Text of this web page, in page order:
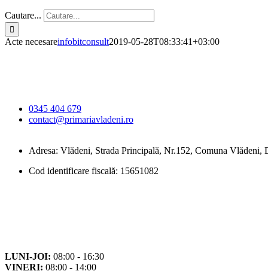
Cautare...
Acte necesareinfobitconsult2019-05-28T08:33:41+03:00
0345 404 679
contact@primariavladeni.ro
Adresa: Vlădeni, Strada Principală, Nr.152, Comuna Vlădeni,
Cod identificare fiscală: 15651082
LUNI-JOI: 08:00 - 16:30
VINERI: 08:00 - 14:00